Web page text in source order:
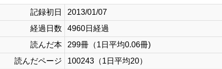
記録初日
2013/01/07
経過日数
4960日経過
読んだ本
299冊（1日平均0.06冊)
読んだページ
100243（1日平均20）